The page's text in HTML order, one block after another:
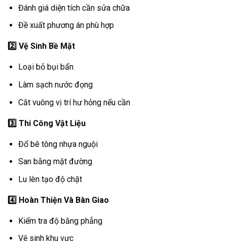
Đánh giá diện tích cần sửa chữa
Đề xuất phương án phù hợp
2️ Vệ Sinh Bề Mặt
Loại bỏ bụi bẩn
Làm sạch nước đọng
Cắt vuông vị trí hư hỏng nếu cần
3️ Thi Công Vật Liệu
Đổ bê tông nhựa nguội
San bằng mặt đường
Lu lèn tạo độ chặt
4️ Hoàn Thiện Và Bàn Giao
Kiểm tra độ bằng phẳng
Vệ sinh khu vực